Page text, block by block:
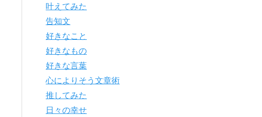
叶えてみた
告知文
好きなこと
好きなもの
好きな言葉
心によりそう文章術
推してみた
日々の幸せ